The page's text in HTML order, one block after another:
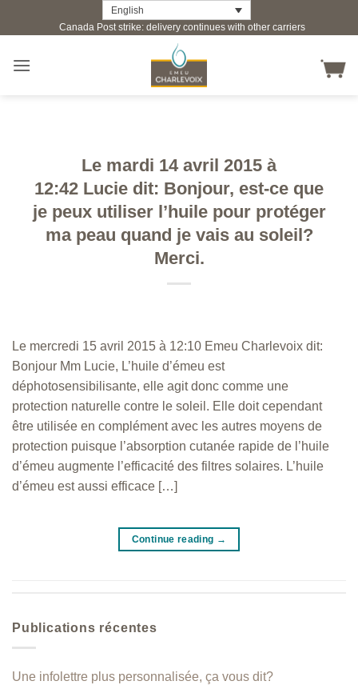
English
Canada Post strike: delivery continues with other carriers
Le mardi 14 avril 2015 à
12:42 Lucie dit: Bonjour, est-ce que
je peux utiliser l’huile pour protéger
ma peau quand je vais au soleil?
Merci.
Le mercredi 15 avril 2015 à 12:10 Emeu Charlevoix dit:
Bonjour Mm Lucie, L’huile d’émeu est
déphotosensibilisante, elle agit donc comme une
protection naturelle contre le soleil. Elle doit cependant
être utilisée en complément avec les autres moyens de
protection puisque l’absorption cutanée rapide de l’huile
d’émeu augmente l’efficacité des filtres solaires. L’huile
d’émeu est aussi efficace […]
Continue reading →
Publications récentes
Une infolettre plus personnalisée, ça vous dit?